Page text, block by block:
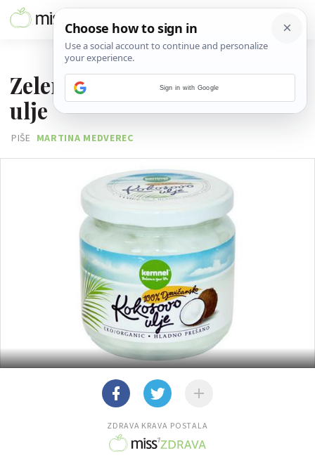
Zelena recenzija: kokosovo
ulje
PIŠE MARTINA MEDVEREC
ZDRAVA KRAVA POSTALA
Sign in with Google